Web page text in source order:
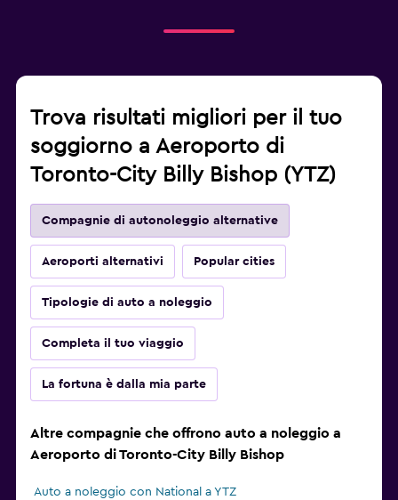
Trova risultati migliori per il tuo
soggiorno a Aeroporto di
Toronto-City Billy Bishop (YTZ)
Compagnie di autonoleggio alternative
Aeroporti alternativi Popular cities
Tipologie di auto a noleggio
Completa il tuo viaggio
La fortuna è dalla mia parte
Altre compagnie che offrono auto a noleggio a
Aeroporto di Toronto-City Billy Bishop
Auto a noleggio con National a YTZ